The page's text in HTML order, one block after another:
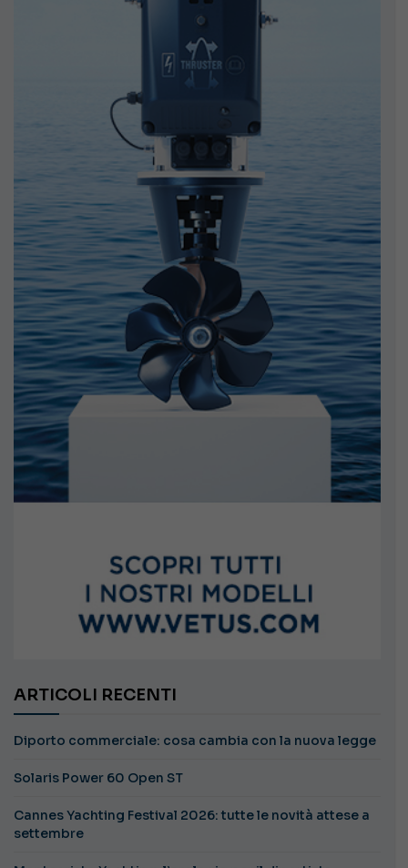
ARTICOLI RECENTI
Diporto commerciale: cosa cambia con la nuova legge
Solaris Power 60 Open ST
Cannes Yachting Festival 2026: tutte le novità attese a
settembre